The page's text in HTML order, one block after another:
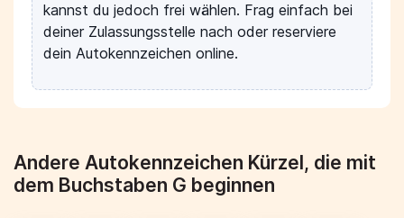
kannst du jedoch frei wählen. Frag einfach bei
deiner Zulassungsstelle nach oder reserviere
dein Autokennzeichen online.
Andere Autokennzeichen Kürzel, die mit
dem Buchstaben G beginnen